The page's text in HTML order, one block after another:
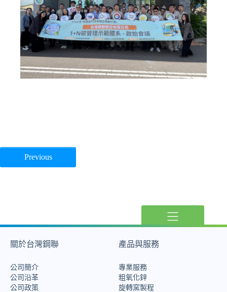
Previous
關於台灣鋼聯
公司簡介
公司沿革
公司政策
產品與服務
專業服務
粗氧化鋅
旋轉窯製程